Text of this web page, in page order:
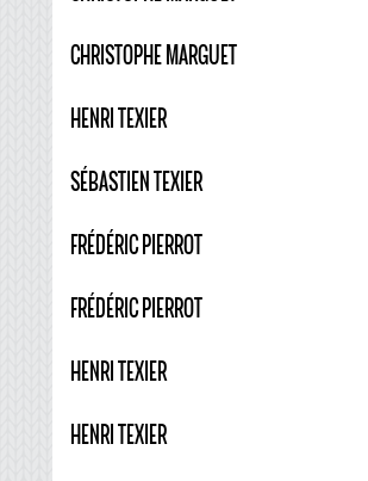
CHRISTOPHE MARGUET
HENRI TEXIER
SÉBASTIEN TEXIER
FRÉDÉRIC PIERROT
FRÉDÉRIC PIERROT
HENRI TEXIER
HENRI TEXIER